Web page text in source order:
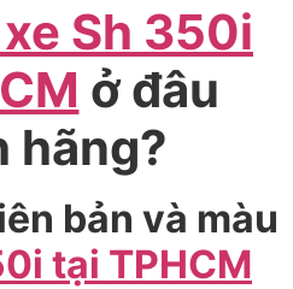
Sh 350i
ở đâu
hãng?
bản và màu
tại TPHCM